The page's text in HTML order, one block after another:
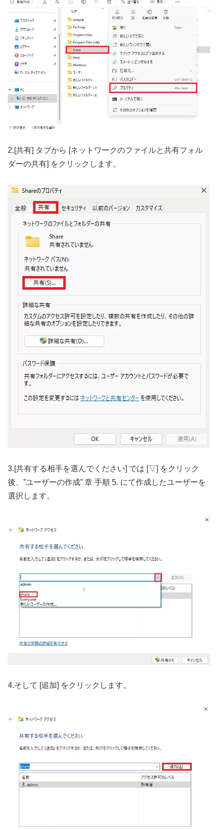
2.[共有] タブから [ネットワークのファイルと共有フォル
ダーの共有] をクリックします。
3.[共有する相手を選んでください] では [▽] をクリック
後、”ユーザーの作成” 章 手順 5. にて作成したユーザーを
選択します。
4.そして [追加] をクリックします。